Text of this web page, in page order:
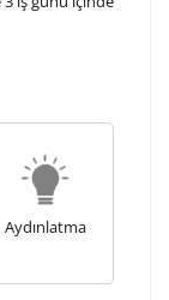
10/ 10
Aydınlatma